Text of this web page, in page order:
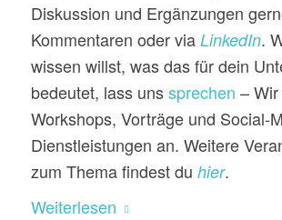
Diskussion und Ergänzungen
Kommentaren oder via LinkedIn.
wissen willst, was das für dein
bedeutet, lass unssprechen –
Workshops, Vorträge und Social-
Dienstleistungen an. Weitere
zum Thema findest du hier.
Weiterlesen